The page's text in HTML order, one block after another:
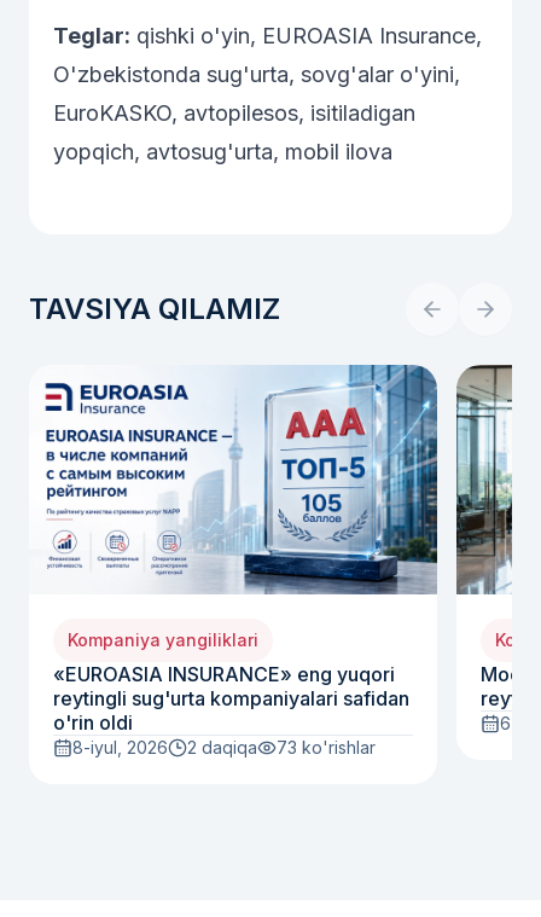
Teglar: qishki o'yin, EUROASIA Insurance,
O'zbekistonda sug'urta, sovg'alar o'yini,
EuroKASKO, avtopilesos, isitiladigan
yopqich, avtosug'urta, mobil ilova
TAVSIYA QILAMIZ
Kompaniya yangiliklari
«EUROASIA INSURANCE» eng yuqori
reytingli sug'urta kompaniyalari safidan
o'rin oldi
8-iyul, 2026 2 daqiqa 73 ko'rishlar
6-